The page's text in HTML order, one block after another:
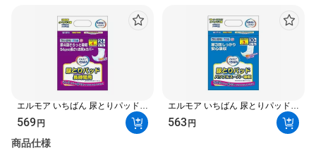
エルモア いちばん 尿とりパッド
長時間用 24枚入 【エルモア いち
ばん】 尿とりパッド
569円
エルモア いちばん 尿とりパッド
パワフルスーパー吸収 30枚入
【エルモア いちばん】 尿とりパッ
563円
商品仕様